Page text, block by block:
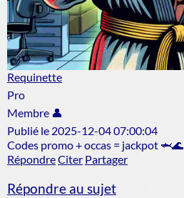
Requinette
Pro
Membre 👤
Publié le 2025-12-04 07:00:04
Codes promo + occas = jackpot 🦈🌊
RépondreCiter Partager
Répondre au sujet